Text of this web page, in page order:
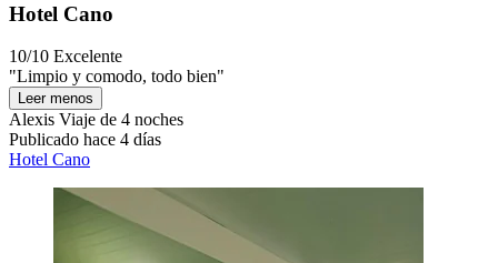
Hotel Cano
10/10 Excelente
"Limpio y comodo, todo bien"
Leer menos
Alexis Viaje de 4 noches
Publicado hace 4 días
Hotel Cano